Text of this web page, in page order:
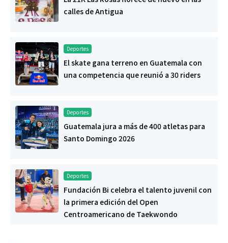
calles de Antigua
Deportes
El skate gana terreno en Guatemala con
una competencia que reunió a 30 riders
Deportes
Guatemala jura a más de 400 atletas para
Santo Domingo 2026
Deportes
Fundación Bi celebra el talento juvenil con
la primera edición del Open
Centroamericano de Taekwondo